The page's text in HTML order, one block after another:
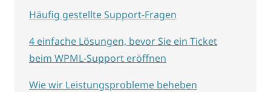
Häufig gestellte Support-Fragen
4 einfache Lösungen, bevor Sie ein Ticket
beim WPML-Support eröffnen
Wie wir Leistungsprobleme beheben